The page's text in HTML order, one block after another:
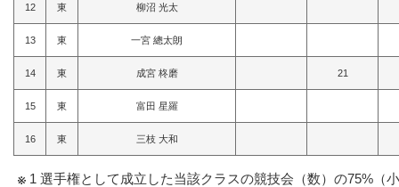
12 東 柳沼 光太
13 東 一宮 總太朗
14 東 成宮 柊磨 21
15 東 富田 星羅
16 東 三枝 大和
1 選手権として成立した当該クラスの競技会（数）の75%（